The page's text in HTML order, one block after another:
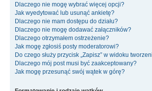
Dlaczego nie mogę wybrać więcej opcji?
Jak wyedytować lub usunąć ankietę?
Dlaczego nie mam dostępu do działu?
Dlaczego nie mogę dodawać załączników?
Dlaczego otrzymałem ostrzeżenie?
Jak mogę zgłosiś posty moderatorowi?
Do czego służy przycisk „Zapisz” w widoku
Dlaczego mój post musi być zaakceptowany?
Jak mogę przesunąć swój wątek w górę?